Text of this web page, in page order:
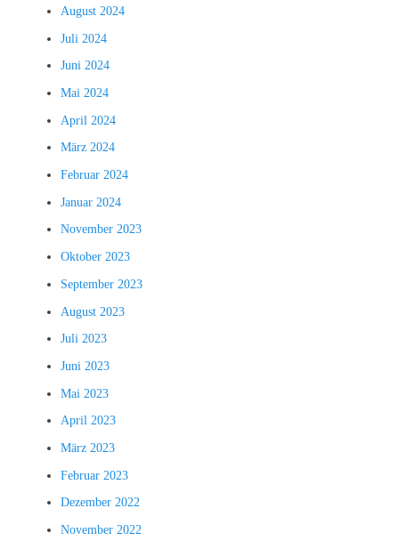
August 2024
Juli 2024
Juni 2024
Mai 2024
April 2024
März 2024
Februar 2024
Januar 2024
November 2023
Oktober 2023
September 2023
August 2023
Juli 2023
Juni 2023
Mai 2023
April 2023
März 2023
Februar 2023
Dezember 2022
November 2022